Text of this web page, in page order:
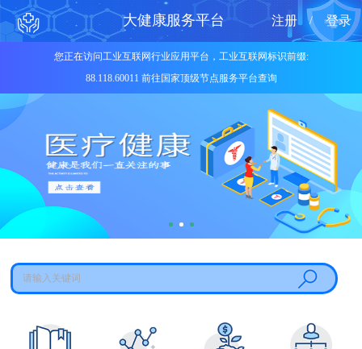
大健康服务平台 注册 / 登录
您正在访问工业互联网行业应用平台，工业互联网标识前缀:
88.118.60011 前往国家顶级节点服务平台查询